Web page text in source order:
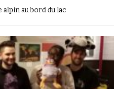
alpin au bord du lac